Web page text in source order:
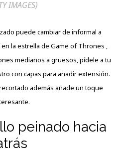
IMAGES)
puede cambiar de informal a
la estrella de Game of Thrones ,
medianos a gruesos, pídele a tu
con capas para añadir extensión.
además añade un toque
peinado hacia